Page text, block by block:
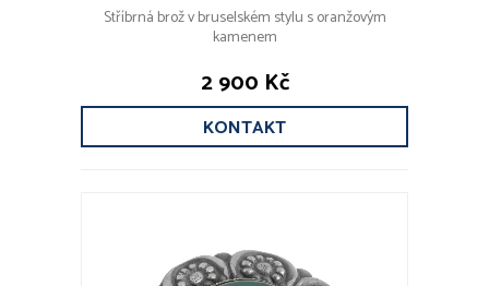
Stříbrná brož v bruselském stylu s oranžovým
kamenem
2 900 Kč
KONTAKT